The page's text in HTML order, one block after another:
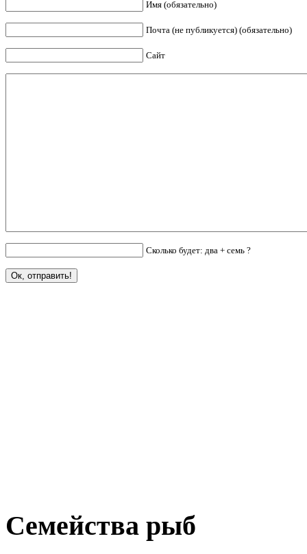
Имя (обязательно)
Почта (не публикуется) (обязательно)
Сайт
Сколько будет: два + семь ?
Семейства рыб